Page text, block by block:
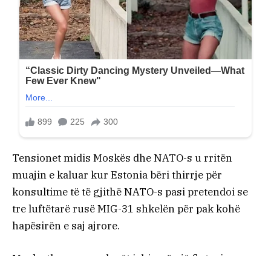
Tensionet midis Moskës dhe NATO-s u rritën
muajin e kaluar kur Estonia bëri thirrje për
konsultime të të gjithë NATO-s pasi pretendoi se
tre luftëtarë rusë MIG-31 shkelën për pak kohë
hapësirën e saj ajrore.